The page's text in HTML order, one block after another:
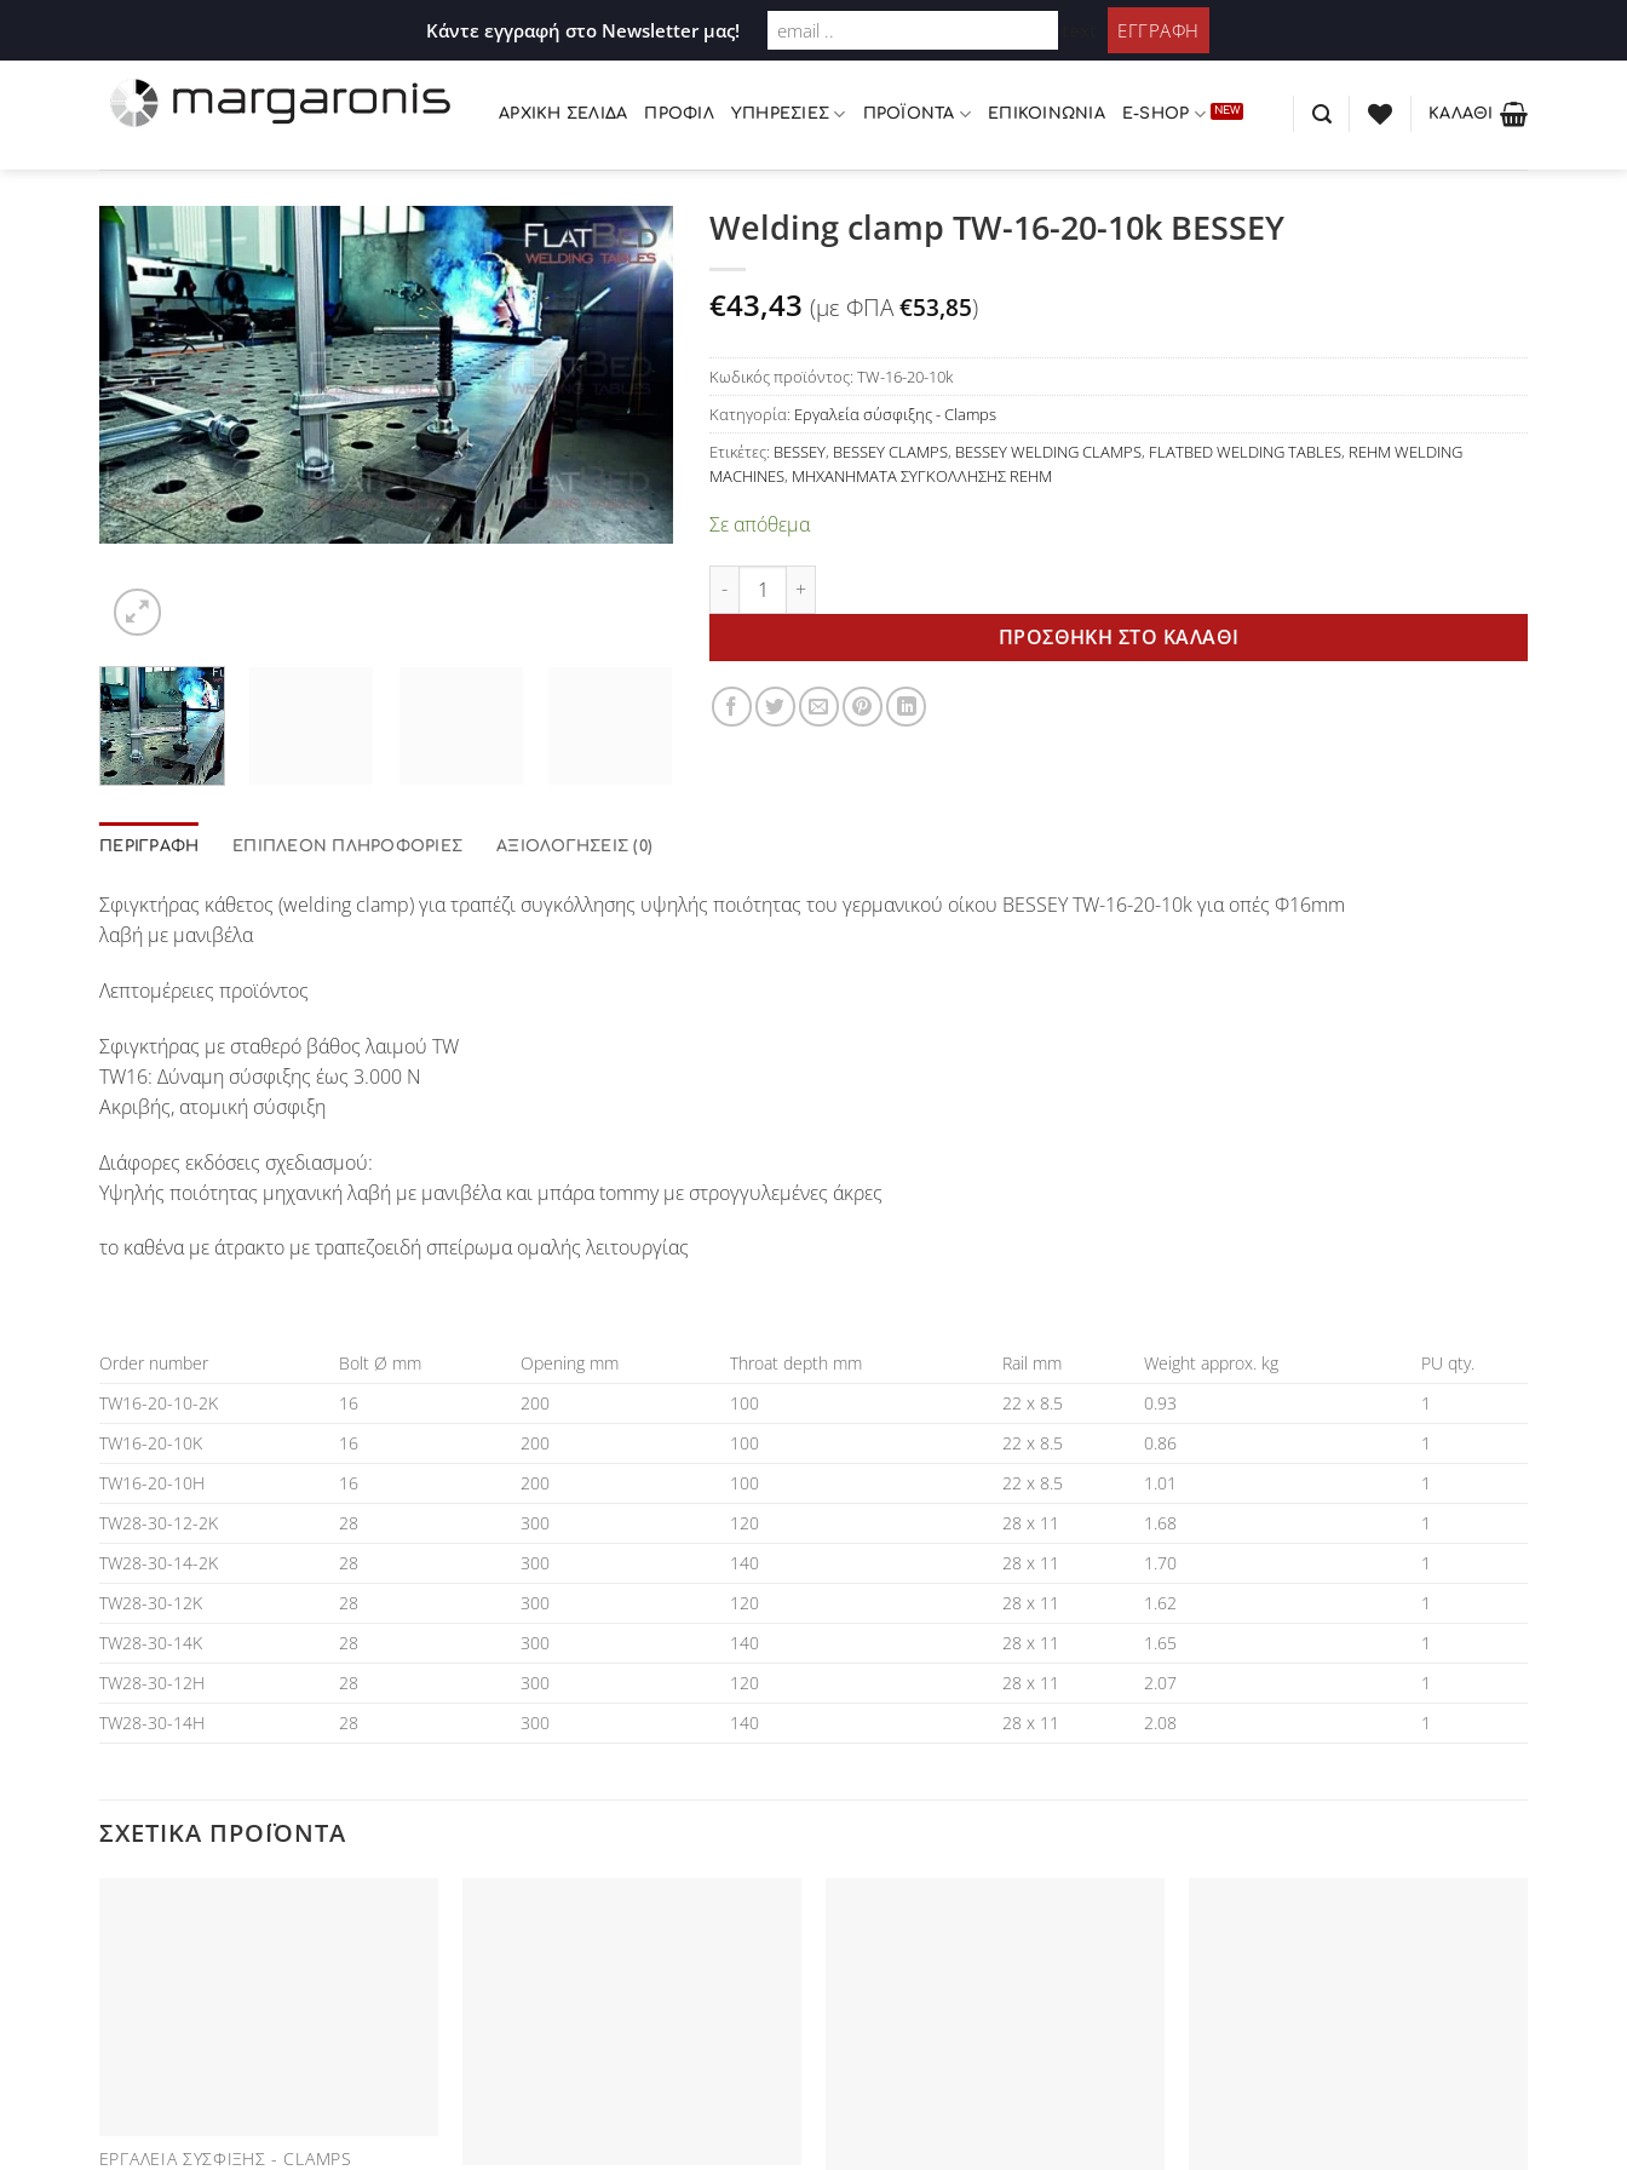
Σύνδεση / Εγγραφή
ΑΡΧΙΚΉ ΣΕΛΊΔΑ ΠΡΟΦΊΛ ΥΠΗΡΕΣΊΕΣ ΠΡΟΪΌΝΤΑ ΕΠΙΚΟΙΝΩΝΊΑ E-SHOP ΚΑΛΆΘΙ
Προσθήκη
στη Λίστα
Επιθυμιών
Welding clamp TW-16-20-10k BESSEY
€43,43 (με ΦΠΑ€53,85)
Κωδικός προϊόντος:TW-16-20-10k
Κατηγορία: Εργαλεία σύσφιξης - Clamps
Ετικέτες: BESSEY, BESSEY CLAMPS, BESSEY WELDING CLAMPS, FLATBED WELDING TABLES, REHM WELDING
MACHINES, ΜΗΧΑΝΗΜΑΤΑ ΣΥΓΚΟΛΛΗΣΗΣ REHM
Σε απόθεμα
Welding clamp TW-16-20-10k BESSEY ποσότητα
ΠΡΟΣΘΉΚΗ ΣΤΟ ΚΑΛΆΘΙ
ΠΕΡΙΓΡΑΦΉ ΕΠΙΠΛΈΟΝ ΠΛΗΡΟΦΟΡΊΕΣ ΑΞΙΟΛΟΓΉΣΕΙΣ (0)
Σφιγκτήρας κάθετος (welding clamp) για τραπέζι συγκόλλησης υψηλής ποιότητας του γερμανικού οίκου BESSEY TW-16-20-10k για οπές Φ16mm
λαβή με μανιβέλα
Λεπτομέρειες προϊόντος
Σφιγκτήρας με σταθερό βάθος λαιμού TW
TW16: Δύναμη σύσφιξης έως 3.000 N
Ακριβής, ατομική σύσφιξη
Διάφορες εκδόσεις σχεδιασμού:
Υψηλής ποιότητας μηχανική λαβή με μανιβέλα και μπάρα tommy με στρογγυλεμένες άκρες
το καθένα με άτρακτο με τραπεζοειδή σπείρωμα ομαλής λειτουργίας
Order number Bolt Ø mm Opening mm Throat depth mm Rail mm Weight approx. kg
PU qty.
TW16-20-10-2K
16 200 100 22 x 8.5 0.93
1
TW16-20-10K
16 200 100 22 x 8.5 0.86
1
TW16-20-10H
16 200 100 22 x 8.5 1.01
1
TW28-30-12-2K
28 300 120 28 x 11 1.68
1
TW28-30-14-2K
28 300 140 28 x 11 1.70
1
TW28-30-12K
28 300 120 28 x 11 1.62
1
TW28-30-14K
28 300 140 28 x 11 1.65
1
TW28-30-12H
28 300 120 28 x 11 2.07
1
TW28-30-14H
28 300 140 28 x 11 2.08 1
ΣΧΕΤΙΚΆ ΠΡΟΪΌΝΤΑ
ΕΡΓΑΛΕΊΑ ΣΎΣΦΙΞΗΣ - CLAMPS
Κάντε εγγραφή στο Newsletter μας!